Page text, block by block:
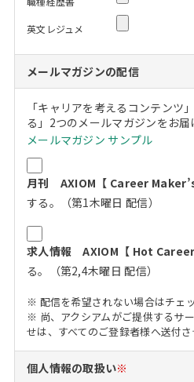
英文レジュメ
メールマガジンの配信
「キャリアを考えるコンテンツ
る」2つのメールマガジンをお届
メールマガジン サンプル
月刊 AXIOM【 Career Maker’s
する。（第1木曜日 配信）
求人情報 AXIOM【 Hot Career
る。（第2,4木曜日 配信）
※ 配信を希望されない場合はチェ
※ 尚、アクシアムがご提供するサ
せは、すべてのご登録者様へ送付さ
個人情報の取扱い※